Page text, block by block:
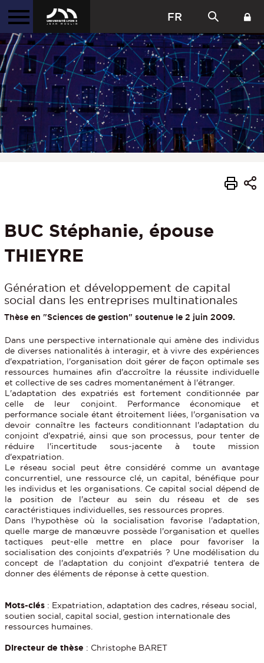
FR
BUC Stéphanie, épouse
THIEYRE
Génération et développement de capital
social dans les entreprises multinationales
Thèse en "Sciences de gestion" soutenue le 2 juin 2009.
Dans une perspective internationale qui amène des individus
de diverses nationalités à interagir, et à vivre des expériences
d'expatriation, l'organisation doit gérer de façon optimale ses
ressources humaines afin d'accroître la réussite individuelle
et collective de ses cadres momentanément à l'étranger.
L'adaptation des expatriés est fortement conditionnée par
celle de leur conjoint. Performance économique et
performance sociale étant étroitement liées, l'organisation va
devoir connaître les facteurs conditionnant l'adaptation du
conjoint d'expatrié, ainsi que son processus, pour tenter de
réduire l'incertitude sous-jacente à toute mission
d'expatriation.
Le réseau social peut être considéré comme un avantage
concurrentiel, une ressource clé, un capital, bénéfique pour
les individus et les organisations. Ce capital social dépend de
la position de l'acteur au sein du réseau et de ses
caractéristiques individuelles, ses ressources propres.
Dans l'hypothèse où la socialisation favorise l'adaptation,
quelle marge de manœuvre possède l'organisation et quelles
tactiques peut-elle mettre en place pour favoriser la
socialisation des conjoints d'expatriés ? Une modélisation du
concept de l'adaptation du conjoint d'expatrié tentera de
donner des éléments de réponse à cette question.
Mots-clés : Expatriation, adaptation des cadres, réseau social,
soutien social, capital social, gestion internationale des
ressources humaines.
Directeur de thèse : Christophe BARET